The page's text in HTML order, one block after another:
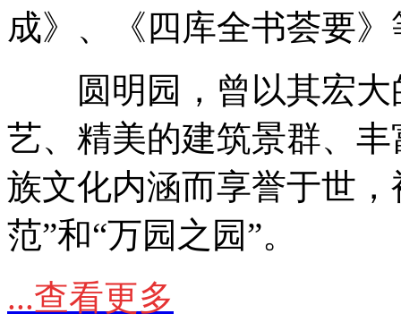
成》、《四库全书荟要
圆明园，曾以其宏大
艺、精美的建筑景群、
族文化内涵而享誉于世
范”和“万园之园”。
...查看更多